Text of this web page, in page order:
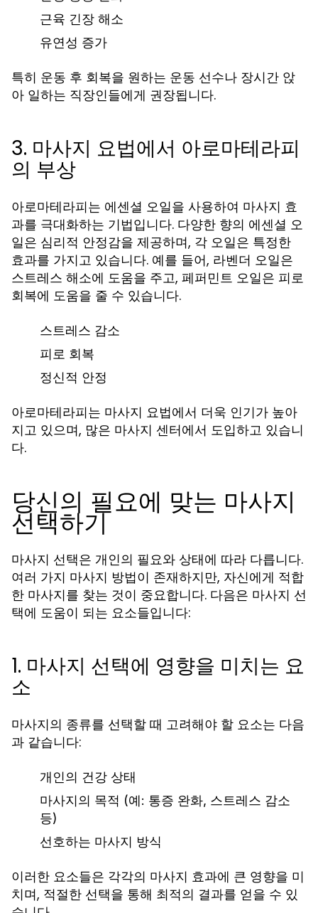
근육 긴장 해소
유연성 증가
특히 운동 후 회복을 원하는 운동 선수나 장시간 앉
아 일하는 직장인들에게 권장됩니다.
3. 마사지 요법에서 아로마테라피
의 부상
아로마테라피는 에센셜 오일을 사용하여 마사지 효
과를 극대화하는 기법입니다. 다양한 향의 에센셜 오
일은 심리적 안정감을 제공하며, 각 오일은 특정한
효과를 가지고 있습니다. 예를 들어, 라벤더 오일은
스트레스 해소에 도움을 주고, 페퍼민트 오일은 피로
회복에 도움을 줄 수 있습니다.
스트레스 감소
피로 회복
정신적 안정
아로마테라피는 마사지 요법에서 더욱 인기가 높아
지고 있으며, 많은 마사지 센터에서 도입하고 있습니
다.
당신의 필요에 맞는 마사지
선택하기
마사지 선택은 개인의 필요와 상태에 따라 다릅니다.
여러 가지 마사지 방법이 존재하지만, 자신에게 적합
한 마사지를 찾는 것이 중요합니다. 다음은 마사지 선
택에 도움이 되는 요소들입니다:
1. 마사지 선택에 영향을 미치는 요
소
마사지의 종류를 선택할 때 고려해야 할 요소는 다음
과 같습니다:
개인의 건강 상태
마사지의 목적 (예: 통증 완화, 스트레스 감소
등)
선호하는 마사지 방식
이러한 요소들은 각각의 마사지 효과에 큰 영향을 미
치며, 적절한 선택을 통해 최적의 결과를 얻을 수 있